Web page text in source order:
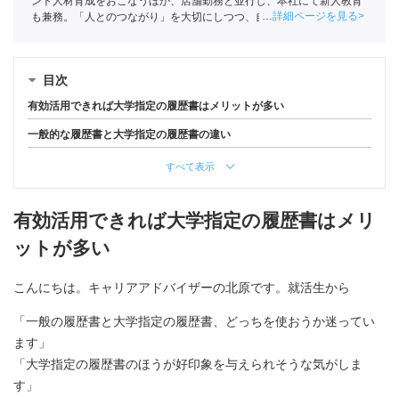
も兼務。「人とのつながり」を大切にしつつ、自分の長いキャリアを
詳細ページを見る
目次
有効活用できれば大学指定の履歴書はメリットが多い
一般的な履歴書と大学指定の履歴書の違い
すべて表示
有効活用できれば大学指定の履歴書はメリ
ットが多い
こんにちは。キャリアアドバイザーの北原です。就活生から
「一般の履歴書と大学指定の履歴書、どっちを使おうか迷ってい
ます」
「大学指定の履歴書のほうが好印象を与えられそうな気がしま
す」